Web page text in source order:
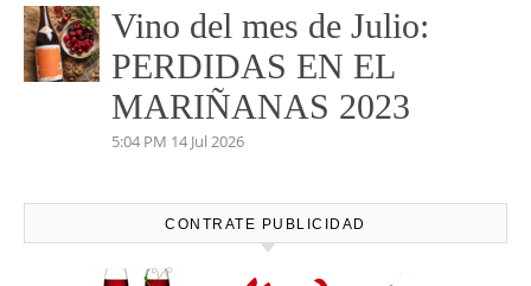
Vino del mes de Julio:
PERDIDAS EN EL
MARIÑANAS 2023
5:04 PM 14 Jul 2026
CONTRATE PUBLICIDAD